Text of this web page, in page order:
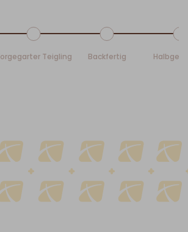
Teigling Backfertig